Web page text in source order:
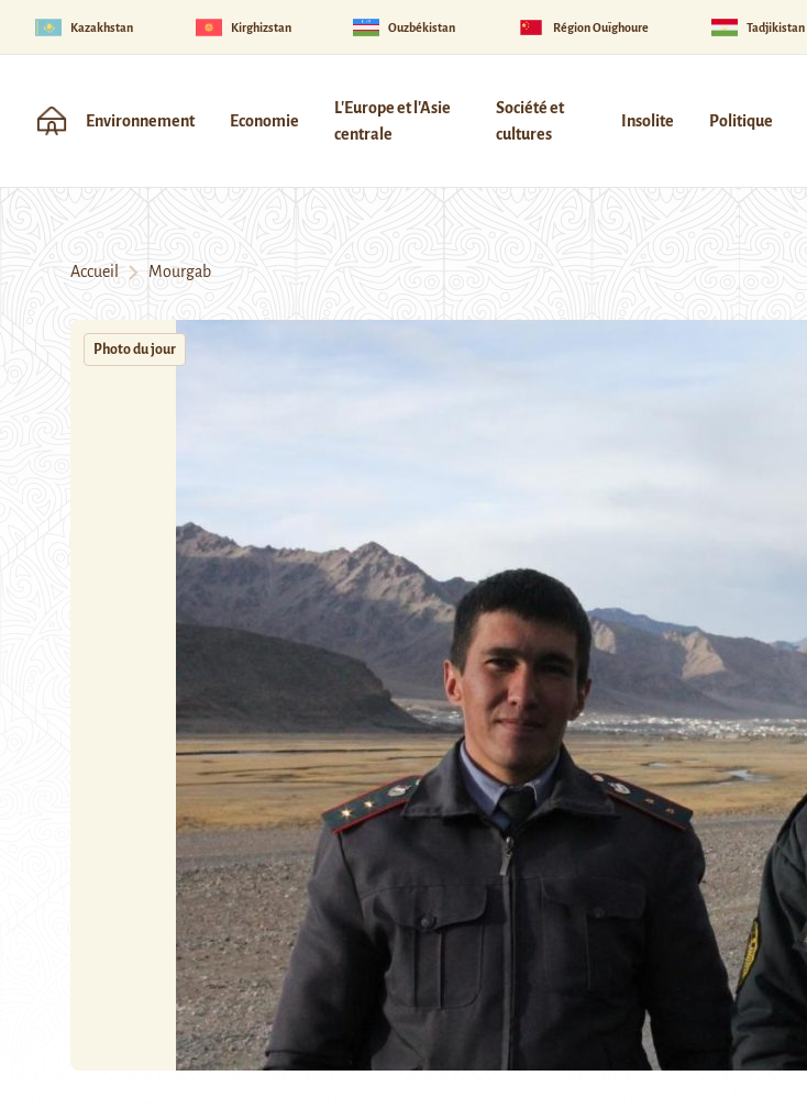
Kazakhstan Kirghizstan Ouzbékistan Région Ouïghoure Tadjikistan
Environnement Economie
L'Europe et l'Asie
centrale
Société et
cultures
Insolite Politique
Accueil Mourgab
Photo du jour